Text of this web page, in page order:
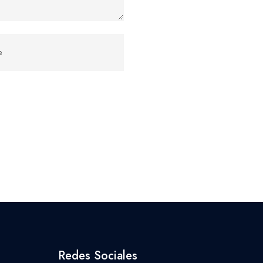
Redes Sociales